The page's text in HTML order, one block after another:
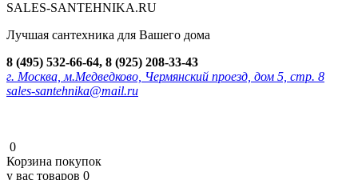
SALES-SANTEHNIKA.RU
Лучшая сантехника для Вашего дома
8 (495) 532-66-64, 8 (925) 208-33-43
г. Москва, м.Медведково, Чермянский проезд, дом 5, стр. 8
sales-santehnika@mail.ru
0
Корзина покупок
у вас товаров 0